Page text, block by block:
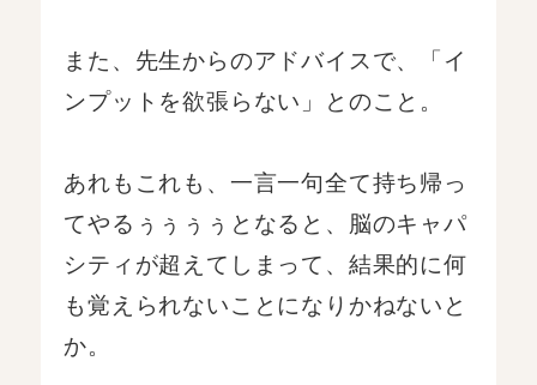
また、先生からのアドバイスで、「イ
ンプットを欲張らない」とのこと。
あれもこれも、一言一句全て持ち帰っ
てやるぅぅぅぅとなると、脳のキャパ
シティが超えてしまって、結果的に何
も覚えられないことになりかねないと
か。